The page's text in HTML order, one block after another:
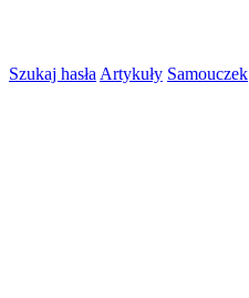
Szukaj hasła Artykuły Samouczek